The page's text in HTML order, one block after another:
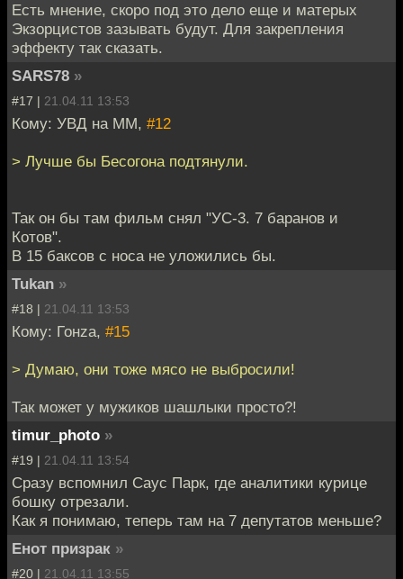
Есть мнение, скоро под это дело еще и матерых
Экзорцистов зазывать будут. Для закрепления
эффекту так сказать.
SARS78 »
#17 | 21.04.11 13:53
Кому: УВД на ММ, #12
> Лучше бы Бесогона подтянули.
Так он бы там фильм снял "УС-3. 7 баранов и
Котов".
В 15 баксов с носа не уложились бы.
Tukan »
#18 | 21.04.11 13:53
Кому: Гонzа, #15
> Думаю, они тоже мясо не выбросили!
Так может у мужиков шашлыки просто?!
timur_photo »
#19 | 21.04.11 13:54
Сразу вспомнил Саус Парк, где аналитики курице
бошку отрезали.
Как я понимаю, теперь там на 7 депутатов меньше?
Енот призрак »
#20 | 21.04.11 13:55